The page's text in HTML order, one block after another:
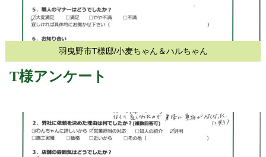
羽曳野市T様邸/小麦ちゃん＆ハルちゃん
T様アンケート